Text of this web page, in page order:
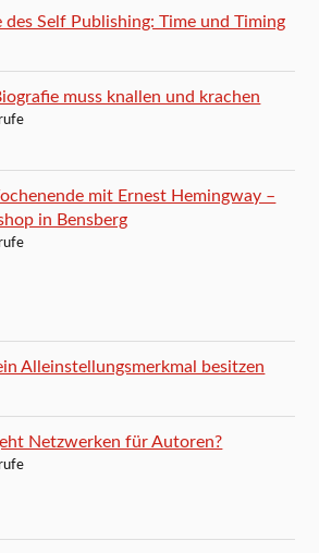
des Self Publishing: Time und Timing
muss knallen und krachen
mit Ernest Hemingway –
in Bensberg
Alleinstellungsmerkmal besitzen
Netzwerken für Autoren?